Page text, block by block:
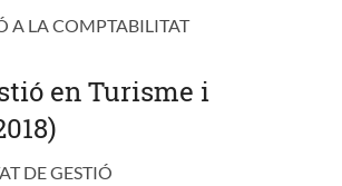
A LA COMPTABILITAT
en Turisme i
DE GESTIÓ